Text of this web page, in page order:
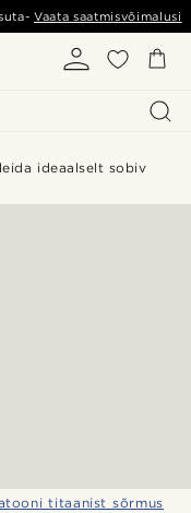
Vaata saatmisvõimalusi
ideaalselt sobiv
titaanist sõrmus